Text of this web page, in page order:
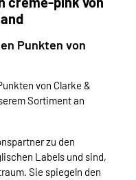
Punkten von
von Clarke &
Sortiment an
zu den
Labels und sind,
Sie spiegeln den